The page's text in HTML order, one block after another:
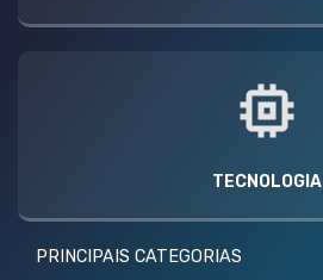
TECNOLOGIA
PRINCIPAIS CATEGORIAS